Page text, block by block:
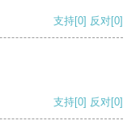
支持[0] 反对[0]
支持[0] 反对[0]